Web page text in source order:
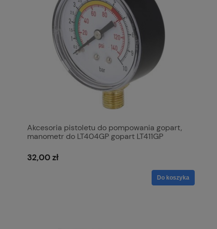
Akcesoria pistoletu do pompowania gopart,
manometr do LT404GP gopart LT411GP
32,00 zł
Do koszyka